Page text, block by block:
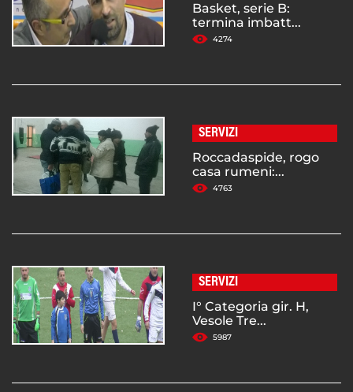
Basket, serie B:
termina imbatt...
4274
SERVIZI
Roccadaspide, rogo
casa rumeni:...
4763
SERVIZI
I° Categoria gir. H,
Vesole Tre...
5987